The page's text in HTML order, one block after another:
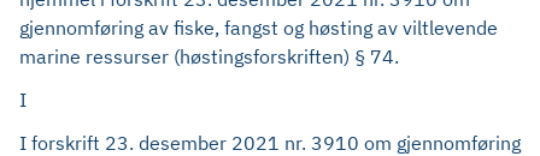
gjennomføring av fiske, fangst og høsting av viltlevende
marine ressurser (høstingsforskriften) § 74.
I
I forskrift 23. desember 2021 nr. 3910 om gjennomføring